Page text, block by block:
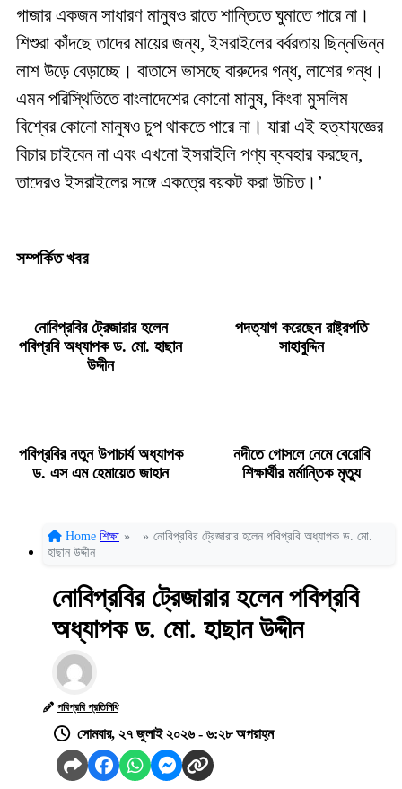
গাজার একজন সাধারণ মানুষও রাতে শান্তিতে ঘুমাতে পারে না।
শিশুরা কাঁদছে তাদের মায়ের জন্য, ইসরাইলের বর্বরতায় ছিন্নভিন্ন
লাশ উড়ে বেড়াচ্ছে। বাতাসে ভাসছে বারুদের গন্ধ, লাশের গন্ধ।
এমন পরিস্থিতিতে বাংলাদেশের কোনো মানুষ, কিংবা মুসলিম
বিশ্বের কোনো মানুষও চুপ থাকতে পারে না। যারা এই হত্যাযজ্ঞের
বিচার চাইবেন না এবং এখনো ইসরাইলি পণ্য ব্যবহার করছেন,
তাদেরও ইসরাইলের সঙ্গে একত্রে বয়কট করা উচিত।’
সম্পর্কিত খবর
নোবিপ্রবির ট্রেজারার হলেন
পবিপ্রবি অধ্যাপক ড. মো. হাছান
উদ্দীন
পদত্যাগ করেছেন রাষ্ট্রপতি
সাহাবুদ্দিন
পবিপ্রবির নতুন উপাচার্য অধ্যাপক
ড. এস এম হেমায়েত জাহান
নদীতে গোসলে নেমে বেরোবি
শিক্ষার্থীর মর্মান্তিক মৃত্যু
Home শিক্ষা » » নোবিপ্রবির ট্রেজারার হলেন পবিপ্রবি অধ্যাপক ড. মো.
হাছান উদ্দীন
নোবিপ্রবির ট্রেজারার হলেন পবিপ্রবি
অধ্যাপক ড. মো. হাছান উদ্দীন
পবিপ্রবি প্রতিনিধি
সোমবার, ২৭ জুলাই ২০২৬ - ৬:২৮ অপরাহ্ন